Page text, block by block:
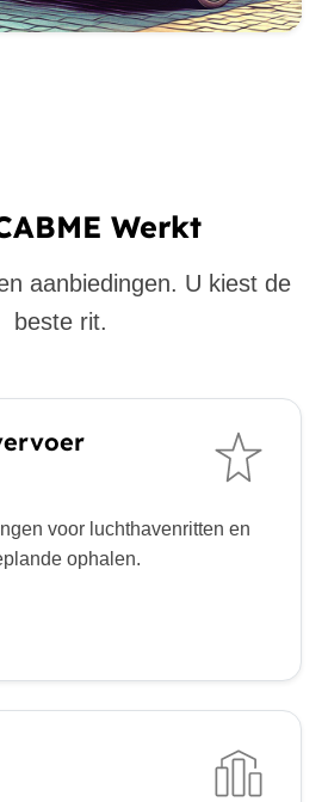
Werkt
aanbiedingen. U kiest de
beste rit.
voor luchthavenritten en
ophalen.